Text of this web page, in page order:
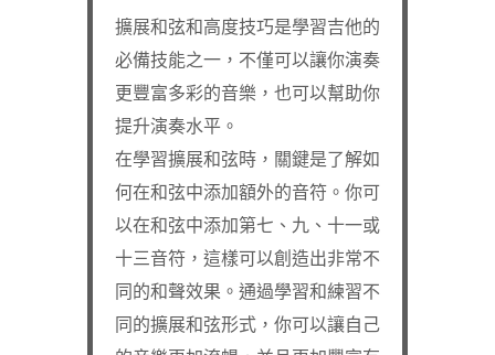
擴展和弦和高度技巧是學習吉他的
必備技能之一，不僅可以讓你演奏
更豐富多彩的音樂，也可以幫助你
提升演奏水平。
在學習擴展和弦時，關鍵是了解如
何在和弦中添加額外的音符。你可
以在和弦中添加第七、九、十一或
十三音符，這樣可以創造出非常不
同的和聲效果。通過學習和練習不
同的擴展和弦形式，你可以讓自己